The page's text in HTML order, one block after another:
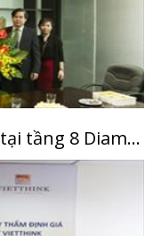
Khai trương văn phòng mới tại tầng 8 Diamond Flower Tower